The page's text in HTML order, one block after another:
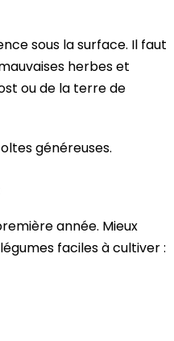
sous la surface. Il faut
herbes et
ou de la terre de
généreuses.
année. Mieux
faciles à cultiver :